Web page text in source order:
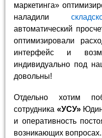
маркетинга»
наладили
автоматический
оптимизировали
интерфейс и
индивидуально под
довольны!
Отдельно хотим
сотрудника «УСУ»
и оперативность
возникающих вопросах.